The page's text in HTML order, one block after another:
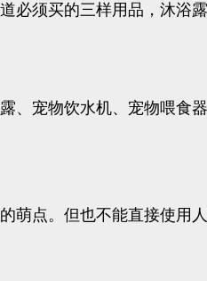
必须买的三样用品，沐
宠物饮水机、宠物喂食器
萌点。但也不能直接使